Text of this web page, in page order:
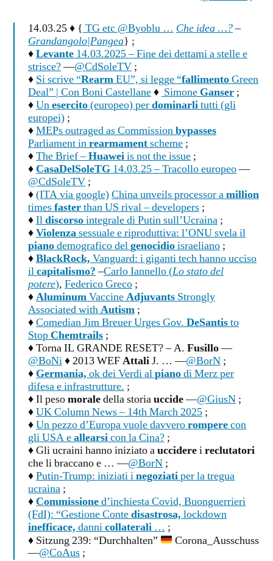
14.03.25 ♦ { TG etc @Byoblu … Che idea …?–
Grandangolo|Pangea} ;
♦Levante 14.03.2025 – Fine dei dettami a stelle e
strisce?—@CdSoleTV ;
♦ Si scrive “RearmEU”, si legge “fallimentoGreen
Deal” | Con Boni Castellane♦ Simone Ganser ;
♦Unesercito(europeo) perdominarlitutti (gli
europei) ;
♦MEPs outraged as Commissionbypasses
Parliament inrearmamentscheme ;
♦The Brief –Huaweiis not the issue ;
♦CasaDelSoleTG 14.03.25 – Tracollo europeo—
@CdSoleTV ;
♦(ITA via google)China unveils processor amillion
timesfasterthan US rival – developers ;
♦Ildiscorsointegrale di Putin sull’Ucraina ;
♦Violenzasessuale e riproduttiva: l’ONU svela il
pianodemografico delgenocidioisraeliano ;
♦BlackRock, Vanguard: i giganti tech hanno ucciso
ilcapitalismo?–Carlo Iannello (Lo stato del
potere), Federico Greco ;
♦AluminumVaccineAdjuvants Strongly
Associated withAutism ;
♦Comedian Jim Breuer Urges Gov. DeSantisto
StopChemtrails ;
♦ Torna IL GRANDE RESET? – A. Fusillo—
@BoNi♦ 2013 WEFAttaliJ. … —@BorN ;
♦ Germania, ok dei Verdi alpianodi Merz per
difesa e infrastrutture. ;
♦ Il pesomoraledella storiauccide—@GiusN ;
♦UK Column News – 14th March 2025 ;
♦Un pezzo d’Europa vuole davveroromperecon
gli USA eallearsicon la Cina? ;
♦ Gli ucraini hanno iniziato auccidereireclutatori
che li braccano e … —@BorN ;
♦Putin-Trump: iniziati inegoziatiper la tregua
ucraina ;
♦Commissioned’inchiesta Covid, Buonguerrieri
(FdI): “Gestione Contedisastrosa, lockdown
inefficace, dannicollaterali … ;
♦ Sitzung 239: “Durchhalten”
Corona_Ausschuss
—@CoAus ;